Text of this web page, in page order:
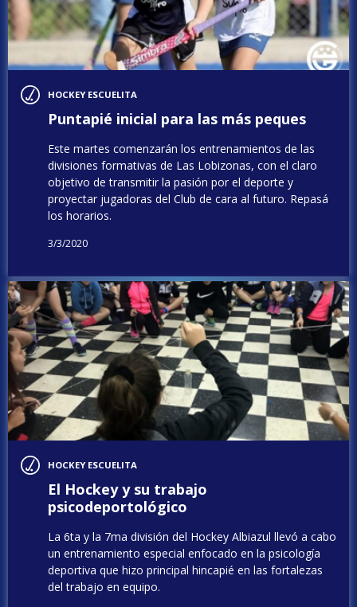
HOCKEY ESCUELITA
Puntapié inicial para las más peques
Este martes comenzarán los entrenamientos de las
divisiones formativas de Las Lobizonas, con el claro
objetivo de transmitir la pasión por el deporte y
proyectar jugadoras del Club de cara al futuro. Repasá
los horarios.
3/3/2020
HOCKEY ESCUELITA
El Hockey y su trabajo
psicodeportológico
La 6ta y la 7ma división del Hockey Albiazul llevó a cabo
un entrenamiento especial enfocado en la psicología
deportiva que hizo principal hincapié en las fortalezas
del trabajo en equipo.